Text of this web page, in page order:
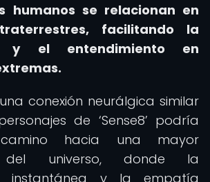
humanos se relacionan en
facilitando la
y el entendimiento en
conexión neurálgica similar
de ‘Sense8’ podría
hacia una mayor
del universo, donde la
instantánea y la empatía